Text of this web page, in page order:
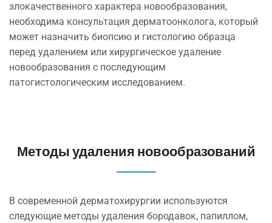
злокачественного характера новообразования,
необходима консультация дерматоонколога, который
может назначить биопсию и гистологию образца
перед удалением или хирургическое удаление
новообразования с последующим
патогистологическим исследованием.
Методы удаления новообразований
В современной дерматохирургии используются
следующие методы удаления бородавок, папиллом,